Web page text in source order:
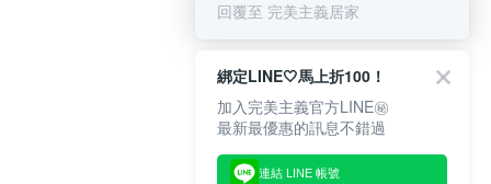
回覆至 完美主義居家
綁定LINE🤍馬上折100！
加入完美主義官方LINE㊙
最新最優惠的訊息不錯過
連結 LINE 帳號